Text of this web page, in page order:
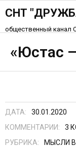
СНТ
общественный канал
История СНТ
Схема СНТ
«Юстас
ДАТА: 30.01.2020
КОММЕНТАРИИ:
3
РУБРИКА:
МЫСЛИ